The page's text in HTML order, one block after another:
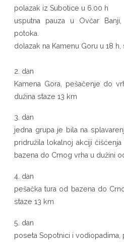
polazak iz Subotice u 6.00 h
usputna pauza u Ovčar
potoka.
dolazak na Kamenu Goru u 18 h,
2. dan
Kamena Gora, pešačenje do
dužina staze 13 km
3. dan
jedna grupa je bila na
pridružila lokalnoj akciji
bazena do Crnog vrha u dužini
4. dan
pešačka tura od bazena do
staze 13 km
5. dan
poseta Sopotnici i vodiopadima,